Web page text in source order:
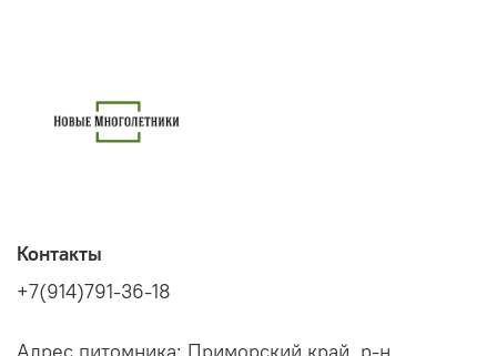
Контакты
+7(914)791-36-18
Адрес питомника: Приморский край, р-н